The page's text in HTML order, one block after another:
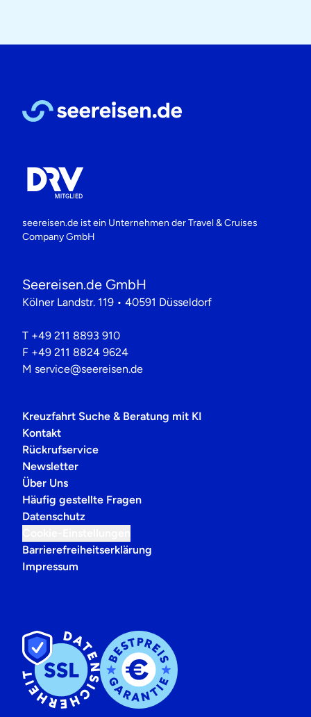
seereisen.de ist ein Unternehmen derTravel & Cruises
Company GmbH
Seereisen.de GmbH
Kölner Landstr. 119 • 40591 Düsseldorf
T +49 211 8893 910
F +49 211 8824 9624
M service@seereisen.de
Kreuzfahrt Suche & Beratung mit KI
Kontakt
Rückrufservice
Newsletter
Über Uns
Häufig gestellte Fragen
Datenschutz
Barrierefreiheitserklärung
Impressum